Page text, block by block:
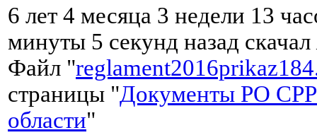
6 лет 4 месяца 3 недели 13
минуты 5 секунд назад скачал
Файл "
страницы "Документы РО СРР
области"